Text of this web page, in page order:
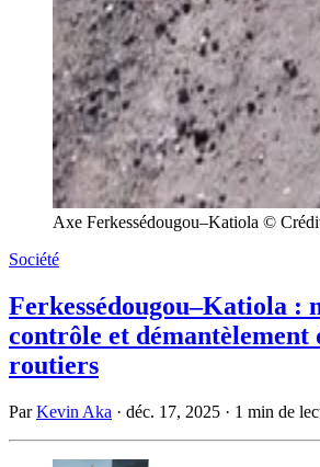
Axe Ferkessédougou–Katiola ©
Société
Ferkessédougou–Katiola :
contrôle et démantèlement
routiers
ParKevin Aka · déc. 17, 2025 · 1 min de